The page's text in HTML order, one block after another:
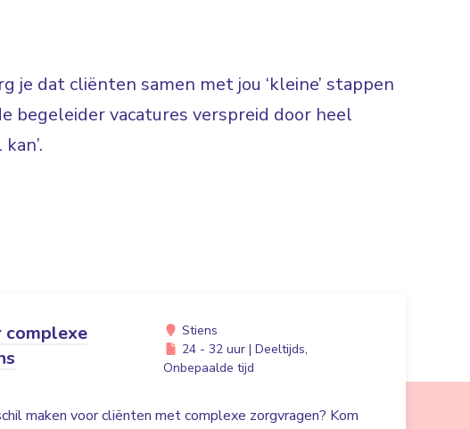
dat cliënten samen met jou ‘kleine’ stappen
begeleider vacatures verspreid door heel
complexe
Stiens
24 - 32 uur | Deeltijds,
Onbepaalde tijd
maken voor cliënten met complexe zorgvragen? Kom